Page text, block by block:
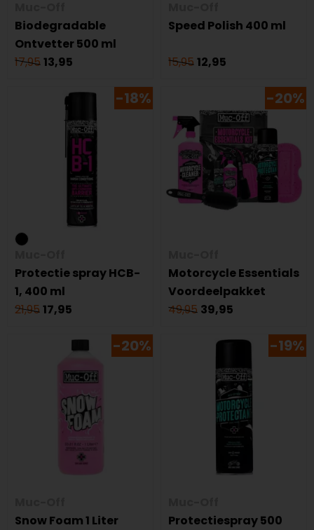
Biodegradable
Ontvetter 500 ml
17,9513,95
Speed Polish 400 ml
15,9512,95
-18%
Protectie spray HCB-
1, 400 ml
21,9517,95
-20%
Motorcycle Essentials
Voordeelpakket
49,95 39,95
-20%
Snow Foam 1 Liter
-19%
Protectiespray 500